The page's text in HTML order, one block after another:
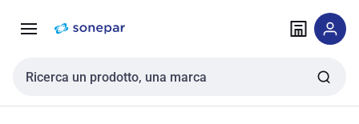
navigazione alla
Cerca input